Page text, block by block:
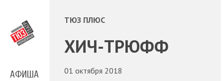
АФИША
ТЮЗ ПЛЮС
ХИЧ-ТРЮФФ
01 октября 2018